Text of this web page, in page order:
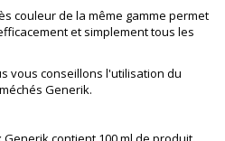
couleur de la même gamme permet
fficacementet simplement tous les
vous conseillons l'utilisation du
Generik.